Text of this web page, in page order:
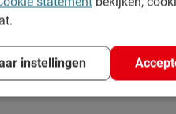
Alleen al bij
je kunt doen is
instellingen